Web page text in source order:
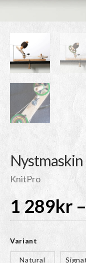
KnitPro
1 289kr –
Variant
Natural